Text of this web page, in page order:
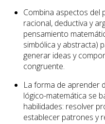
Combina aspectos del
racional, deductiva y
pensamiento
simbólica y abstracta)
generar ideas y
congruente.
La forma de aprender
lógico-matemática se
habilidades: resolver
establecer patrones y